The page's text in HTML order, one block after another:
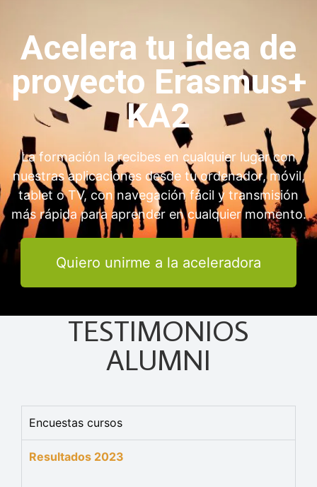
Acelera tu idea de
proyecto Erasmus+
KA2
La formación la recibes en cualquier lugar con
nuestras aplicaciones desde tu ordenador, móvil,
tablet o TV, con navegación fácil y transmisión
más rápida para aprender en cualquier momento.
Quiero unirme a la aceleradora
TESTIMONIOS
ALUMNI
Encuestas cursos
Resultados 2023